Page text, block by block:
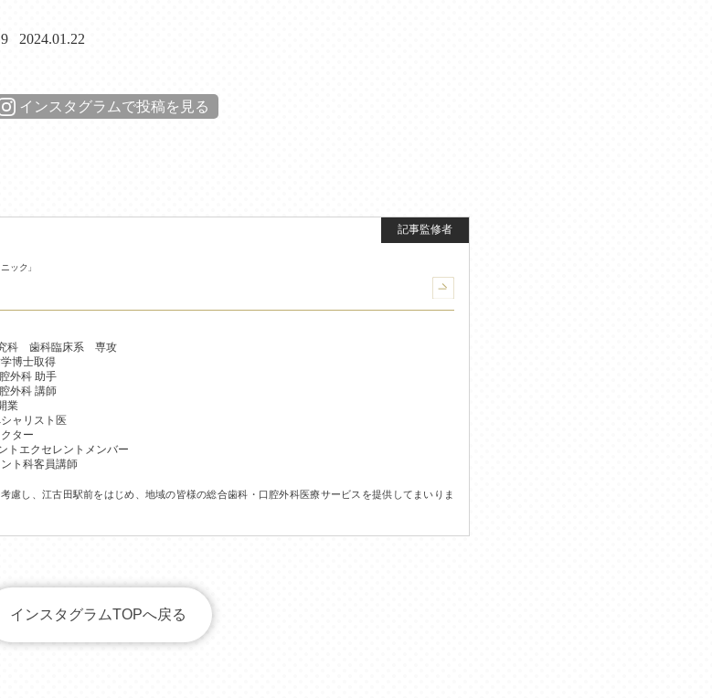
9 2024.01.22
インスタグラムで投稿を見る
ック」
科 歯科臨床系 専攻
博士取得
外科 助手
外科 講師
業
ャリスト医
ター
トエクセレントメンバー
ト科客員講師
慮し、江古田駅前をはじめ、地域の皆様の総合歯科・口腔外科医療サービスを提供してまいりま
インスタグラムTOPへ戻る